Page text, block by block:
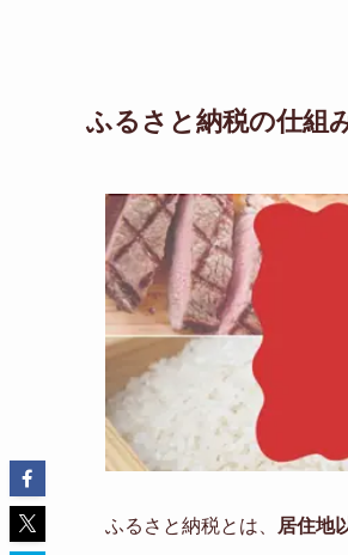
ふるさと納税の仕組
ふるさと納税とは、 居住地